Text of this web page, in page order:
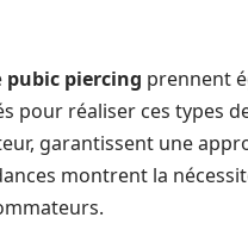
pubic piercing prennent
pour réaliser ces types
garantissent une
montrent la